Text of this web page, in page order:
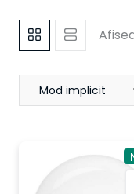
Mod implicit